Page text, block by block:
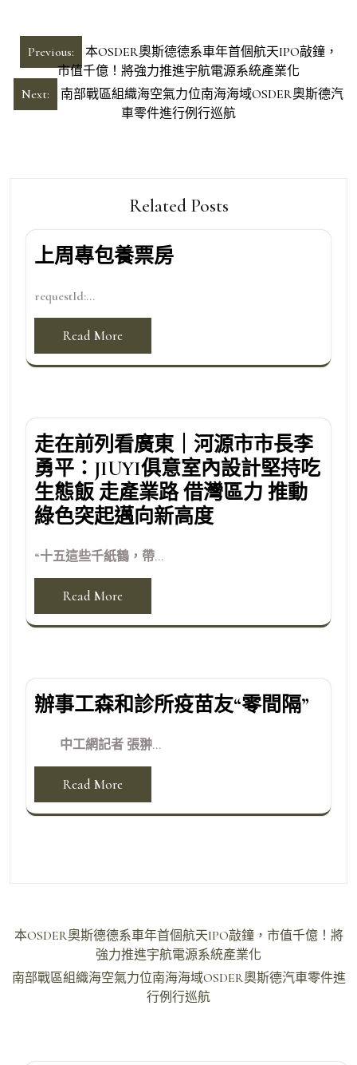
文
章
導
Previous:
本OSDER奧斯德德系車年首個航天IPO敲鐘，
市值千億！將強力推進宇航電源系統產業化
Next:
南部戰區組織海空氣力位南海海域OSDER奧斯德汽
車零件進行例行巡航
Related Posts
上周專包養票房
requestId:...
Read More
走在前列看廣東｜河源市市長李
勇平：JIUYI俱意室內設計堅持吃
生態飯 走產業路 借灣區力 推動
綠色突起邁向新高度
“十五這些千紙鶴，帶...
Read More
辦事工森和診所疫苗友“零間隔”
中工網記者 張翀...
Read More
文
導
本OSDER奧斯德德系車年首個航天IPO敲鐘，市值千億！將
強力推進宇航電源系統產業化
南部戰區組織海空氣力位南海海域OSDER奧斯德汽車零件進
行例行巡航